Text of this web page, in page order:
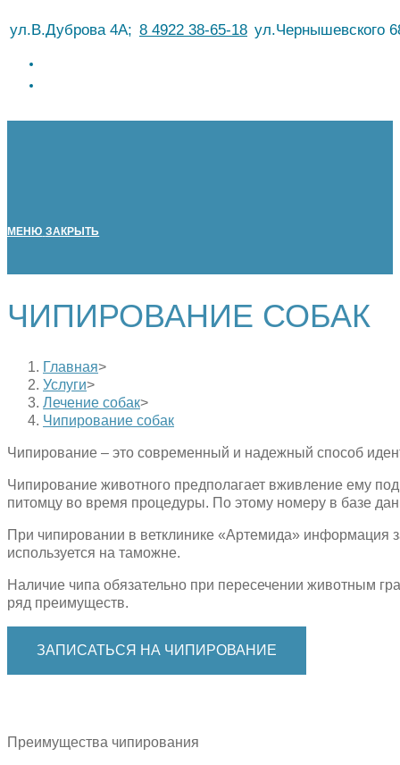
кул.В.Дуброва 4А; 8 4922 38-65-18 ул.Чернышевского
МЕНЮ ЗАКРЫТЬ
ЧИПИРОВАНИЕ СОБАК
Главная>
Услуги>
Лечение собак>
Чипирование собак
Чипирование – это современный и надежный способ
Чипирование животного предполагает вживление ему
питомцу во время процедуры. По этому номеру в базе
При чипировании в ветклинике «Артемида» информация
используется на таможне.
Наличие чипа обязательно при пересечении животным
ряд преимуществ.
ЗАПИСАТЬСЯ НА ЧИПИРОВАНИЕ
Преимущества чипирования